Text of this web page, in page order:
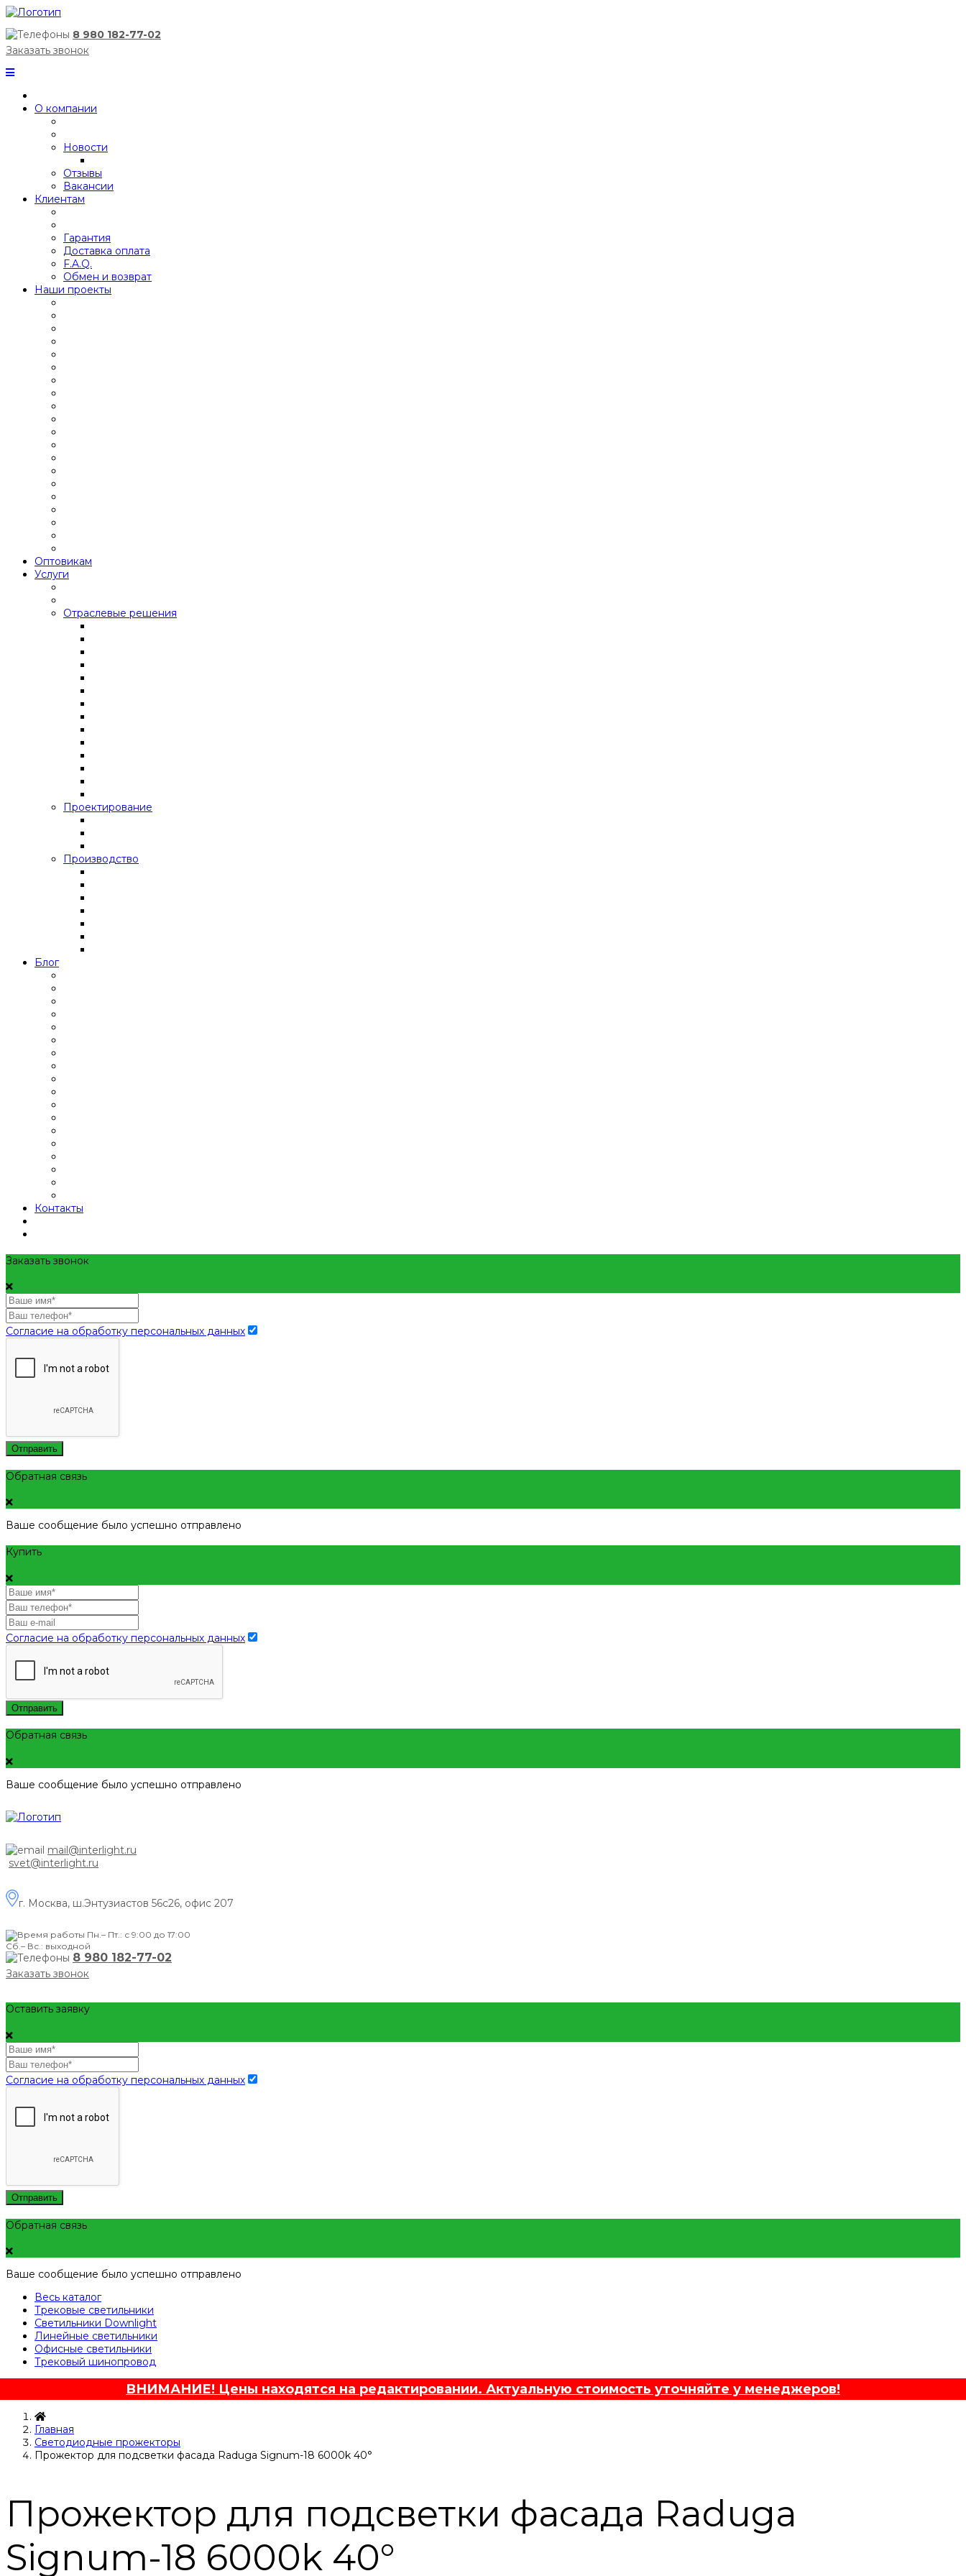
8 980 182-77-02
Заказать звонок
О компании
Новости
Отзывы
Вакансии
Клиентам
Гарантия
Доставка оплата
F.A.Q.
Обмен и возврат
Наши проекты
Оптовикам
Услуги
Отраслевые решения
Проектирование
Производство
Блог
Контакты
Заказать звонок
Согласие на обработку персональных данных
Отправить
Обратная связь
Ваше сообщение было успешно отправлено
Купить
Согласие на обработку персональных данных
Отправить
Обратная связь
Ваше сообщение было успешно отправлено
mail@interlight.ru
svet@interlight.ru
г. Москва, ш.Энтузиастов 56с26, офис 207
Пн.– Пт.: с 9:00 до 17:00
Сб.– Вс.: выходной
8 980 182-77-02
Заказать звонок
Оставить заявку
Согласие на обработку персональных данных
Отправить
Обратная связь
Ваше сообщение было успешно отправлено
Весь каталог
Трековые светильники
Светильники Downlight
Линейные светильники
Офисные светильники
Трековый шинопровод
ВНИМАНИЕ! Цены находятся на редактировании. Актуальную стоимость уточняйте у менеджеров!
Главная
Светодиодные прожекторы
Прожектор для подсветки фасада Raduga Signum-18 6000k 40°
Прожектор для подсветки фасада Raduga
Signum-18 6000k 40°